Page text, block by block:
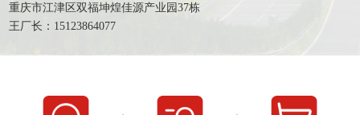
重庆市江津区双福坤煌佳源产业园37栋
王厂长：15123864077